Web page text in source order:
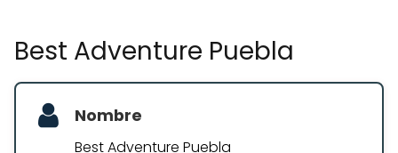
Best Adventure Puebla
Nombre
Best Adventure Puebla